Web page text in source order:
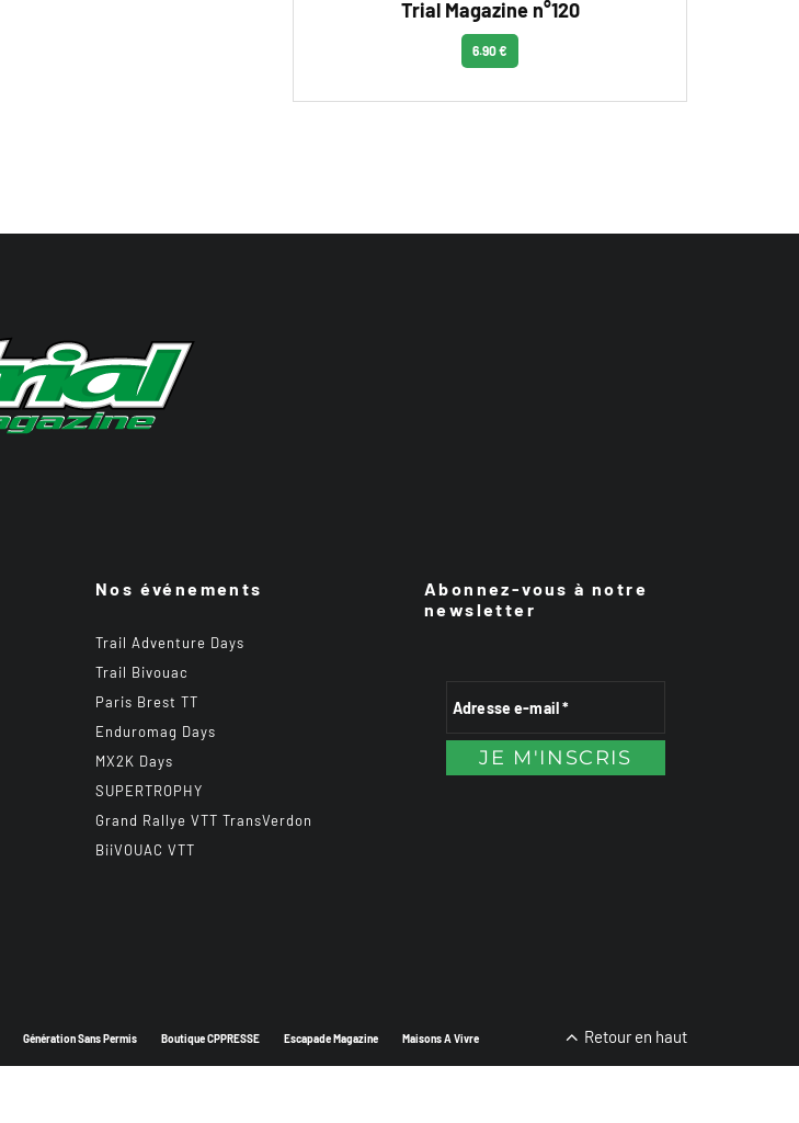
Trial Magazine n°120
6.90 €
Nos événements
Trail Adventure Days
Trail Bivouac
Paris Brest TT
Enduromag Days
MX2K Days
SUPERTROPHY
Grand Rallye VTT TransVerdon
BiiVOUAC VTT
Abonnez-vous à notre
newsletter
Génération Sans Permis Boutique CPPRESSE Escapade Magazine Maisons A Vivre Retour en haut